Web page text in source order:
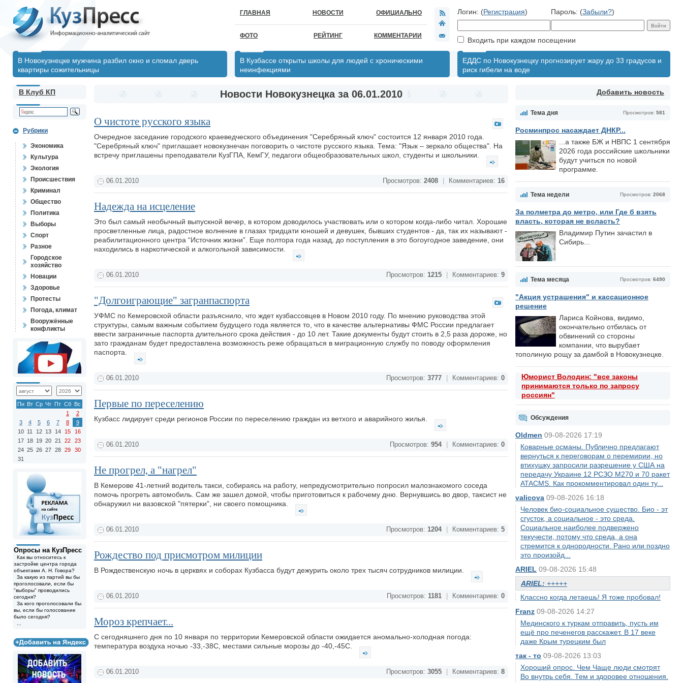
ГЛАВНАЯ НОВОСТИ ОФИЦИАЛЬНО
ФОТО РЕЙТИНГ КОММЕНТАРИИ
Логин: (Регистрация) Пароль: (Забыли?)
Входить при каждом посещении
В Новокузнецке мужчина разбил окно и сломал дверь
квартиры сожительницы
В Кузбассе открыты школы для людей с хроническими
неинфекциями
ЕДДС по Новокузнецку прогнозирует жару до 33 градусов и
риск гибели на воде
Добавить новость
Просмотров: 581
Тема дня
Росминпрос насаждает ДНКР...
...а также БЖ и НВПС 1 сентября
2026 года российские школьники
будут учиться по новой
программе.
Просмотров: 2068
Тема недели
За полметра до метро, или Где б взять
власть, которая не всласть?
Владимир Путин зачастил в
Сибирь...
Просмотров: 6490
Тема месяца
"Акция устрашения" и кассационное
решение
Лариса Койнова, видимо,
окончательно отбилась от
обвинений со стороны
компании, что вырубает
тополиную рощу за дамбой в Новокузнецке.
Юморист Володин: "все законы
принимаются только по запросу
россиян"
Обсуждения
Oldmen 09-08-2026 17:19
Коварные османы. Публично предлагают
вернуться к переговорам о перемирии, но
втихушку запросили разрешение у США на
передачу Украине 12 РСЗО M270 и 70 ракет
ATACMS. Как прокомментировал один ту...
valicova 09-08-2026 16:18
Человек био-социальное существо. Био - эт
сгусток, а социальное - это среда.
Социальное наиболее подвержено
текучести, потому что среда, а она
стремится к однородности. Рано или поздно
это произойд...
ARIEL 09-08-2026 15:48
ARIEL: +++++
Классно когда летаешь! Я тоже пробовал!
Franz 09-08-2026 14:27
Мединского к туркам отправить, пусть им
ещё про печенегов расскажет. В 17 веке
даже Крым турецким был
так - то 09-08-2026 13:03
Хороший опрос. Чем Чаще люди смотрят
Во внутрь себя. Тем и здоровее отношения.
В Клуб КП
Рубрики
Экономика
Культура
Экология
Происшествия
Криминал
Общество
Политика
Выборы
Спорт
Разное
Городское
хозяйство
Новации
Здоровье
Протесты
Погода, климат
Вооружённые
конфликты
Пн Вт Ср Чт Пт Сб Вс
1
2
3
4 5 6 7 8
9
10 11 12 13 14 15
16
17 18 19 20 21 22
23
24 25 26 27 28 29
30
31
Опросы на КузПресс
Как вы относитесь к
застройке центра города
объектами А. Н. Говора?
За какую из партий вы бы
проголосовали, если бы
"выборы" проводились
сегодня?
За кого проголосовали бы
вы, если бы голосование
было сегодня?
Новости Новокузнецка за 06.01.2010
О чистоте русского языка
Очередное заседание городского краеведческого объединения "Серебряный ключ" состоится 12 января 2010 года.
"Серебряный ключ" приглашает новокузнечан поговорить о чистоте русского языка. Тема: "Язык – зеркало общества". На
встречу приглашены преподаватели КузГПА, КемГУ, педагоги общеобразовательных школ, студенты и школьники.
06.01.2010 Просмотров: 2408 Комментариев: 16
Надежда на исцеление
Это был самый необычный выпускной вечер, в котором доводилось участвовать или о котором когда-либо читал. Хорошие
просветленные лица, радостное волнение в глазах тридцати юношей и девушек, бывших студентов - да, так их называют -
реабилитационного центра “Источник жизни”. Еще полтора года назад, до поступления в это богоугодное заведение, они
находились в наркотической и алкогольной зависимости.
06.01.2010 Просмотров: 1215 Комментариев: 9
"Долгоиграющие" загранпаспорта
УФМС по Кемеровской области разъяснило, что ждет кузбассовцев в Новом 2010 году. По мнению руководства этой
структуры, самым важным событием будущего года является то, что в качестве альтернативы ФМС России предлагает
ввести заграничные паспорта длительного срока действия - до 10 лет. Такие документы будут стоить в 2,5 раза дороже, но
зато гражданам будет предоставлена возможность реже обращаться в миграционную службу по поводу оформления
паспорта.
06.01.2010 Просмотров: 3777 Комментариев: 0
Первые по переселению
Кузбасс лидирует среди регионов России по переселению граждан из ветхого и аварийного жилья.
06.01.2010 Просмотров: 954 Комментариев: 0
Не прогрел, а "нагрел"
В Кемерове 41-летний водитель такси, собираясь на работу, непредусмотрительно попросил малознакомого соседа
помочь прогреть автомобиль. Сам же зашел домой, чтобы приготовиться к рабочему дню. Вернувшись во двор, таксист не
обнаружил ни вазовской "пятерки", ни своего помощника.
06.01.2010 Просмотров: 1204 Комментариев: 5
Рождество под присмотром милиции
В Рождественскую ночь в церквях и соборах Кузбасса будут дежурить около трех тысяч сотрудников милиции.
06.01.2010 Просмотров: 1181 Комментариев: 0
Мороз крепчает...
С сегодняшнего дня по 10 января по территории Кемеровской области ожидается аномально-холодная погода:
температура воздуха ночью -33,-38С, местами сильные морозы до -40,-45С.
06.01.2010 Просмотров: 3055 Комментариев: 8